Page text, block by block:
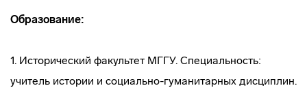
Образование:
1. Исторический факультет МГГУ. Специальность:
учитель истории и социально-гуманитарных дисциплин.